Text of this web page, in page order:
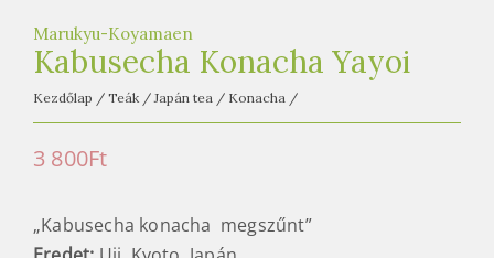
z
Marukyu-Koyamaen
Kabusecha Konacha Yayoi
Kezdőlap / Teák / Japán tea / Konacha /
3 800Ft
„Kabusecha konacha megszűnt”